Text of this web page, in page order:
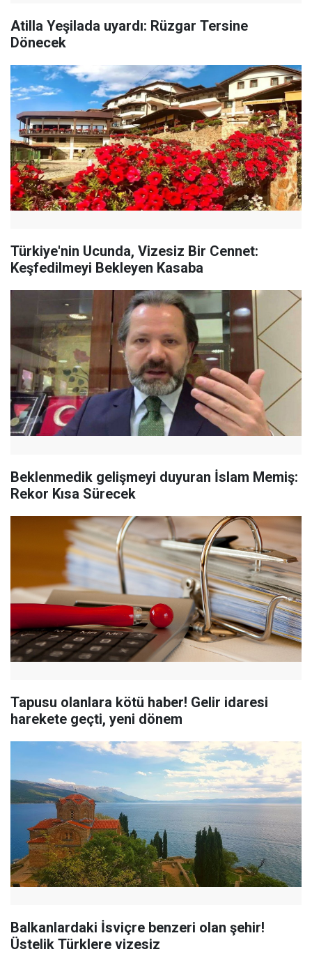
Atilla Yeşilada uyardı: Rüzgar Tersine
Dönecek
Türkiye'nin Ucunda, Vizesiz Bir Cennet:
Keşfedilmeyi Bekleyen Kasaba
Beklenmedik gelişmeyi duyuran İslam Memiş:
Rekor Kısa Sürecek
Tapusu olanlara kötü haber! Gelir idaresi
harekete geçti, yeni dönem
Balkanlardaki İsviçre benzeri olan şehir!
Üstelik Türklere vizesiz